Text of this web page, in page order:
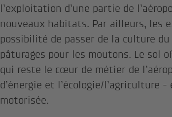
l’exploitation d’une partie de
nouveaux habitats. Par ailleurs, les
possibilité de passer de la culture
pâturages pour les moutons. Le sol
qui reste le cœur de métier de
d’énergie et l’écologie/
motorisée.